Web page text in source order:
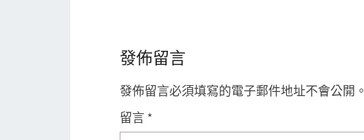
發佈留言
發佈留言必須填寫的電子郵件地址不會公開。
留言 *